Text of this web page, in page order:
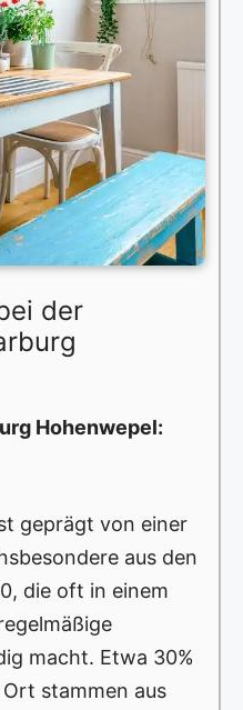
der
Hohenwepel:
geprägt von einer
aus den
die oft in einem
macht. Etwa 30%
stammen aus